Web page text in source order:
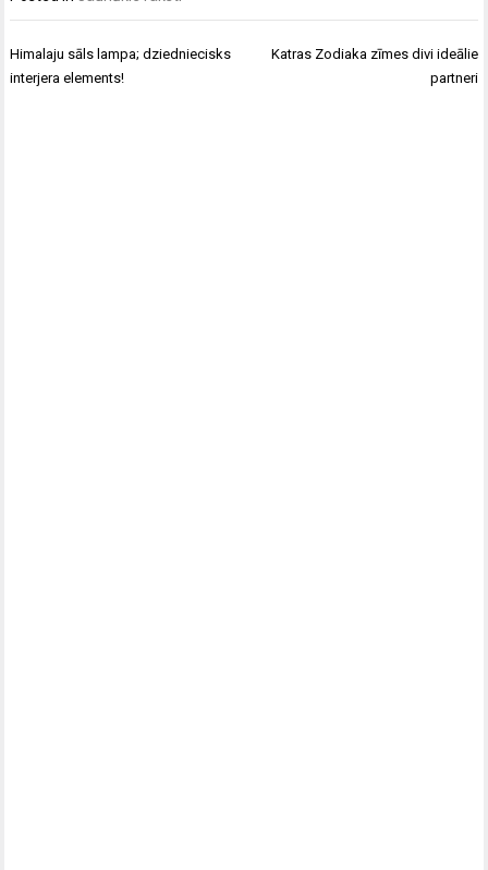
Post
navigation
Himalaju sāls lampa; dziedniecisks
interjera elements!
Katras Zodiaka zīmes divi ideālie
partneri